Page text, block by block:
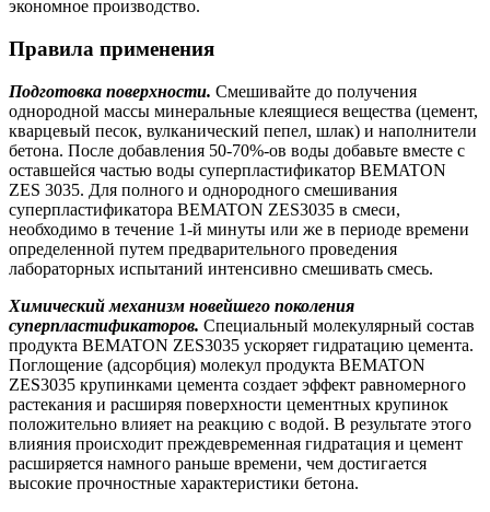
экономное производство.
Правила применения
Подготовка поверхности. Смешивайте до получения
однородной массы минеральные клеящиеся вещества (цемент,
кварцевый песок, вулканический пепел, шлак) и наполнители
бетона. После добавления 50-70%-ов воды добавьте вместе с
оставшейся частью воды суперпластификатор BEMATON
ZES 3035. Для полного и однородного смешивания
суперпластификатора BEMATON ZES3035 в смеси,
необходимо в течение 1-й минуты или же в периоде времени
определенной путем предварительного проведения
лабораторных испытаний интенсивно смешивать смесь.
Химический механизм новейшего поколения
суперпластификаторов. Специальный молекулярный состав
продукта BEMATON ZES3035 ускоряет гидратацию цемента.
Поглощение (адсорбция) молекул продукта BEMATON
ZES3035 крупинками цемента создает эффект равномерного
растекания и расширяя поверхности цементных крупинок
положительно влияет на реакцию с водой. В результате этого
влияния происходит преждевременная гидратация и цемент
расширяется намного раньше времени, чем достигается
высокие прочностные характеристики бетона.